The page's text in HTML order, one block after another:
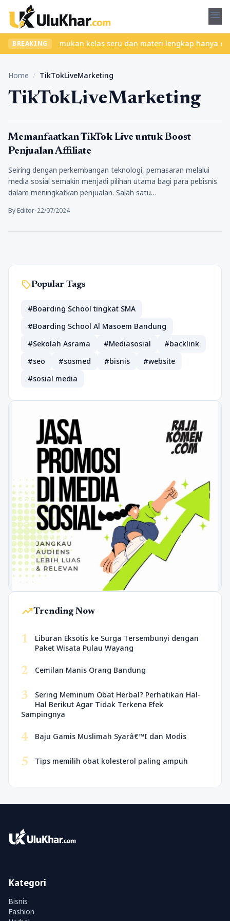
menu
BREAKING
ribet? Temukan kelas seru dan materi lengkap hanya di
Home / TikTokLiveMarketing
TikTokLiveMarketing
Bisnis
Memanfaatkan TikTok Live untuk Boost
Penjualan Affiliate
Seiring dengan perkembangan teknologi, pemasaran melalui
media sosial semakin menjadi pilihan utama bagi para pebisnis
dalam meningkatkan penjualan. Salah satu…
By Editor•22/07/2024
sellPopular Tags
#Boarding School tingkat SMA
#Boarding School Al Masoem Bandung
#Sekolah Asrama
#Mediasosial
#backlink
#seo
#sosmed #bisnis
#website
#sosial media
trending_upTrending Now
1
Liburan Eksotis ke Surga Tersembunyi dengan
Paket Wisata Pulau Wayang
2 Cemilan Manis Orang Bandung
3
Sering Meminum Obat Herbal? Perhatikan Hal-
Hal Berikut Agar Tidak Terkena Efek
Sampingnya
4 Baju Gamis Muslimah Syarâ€™I dan Modis
5 Tips memilih obat kolesterol paling ampuh
Kategori
Bisnis
Fashion